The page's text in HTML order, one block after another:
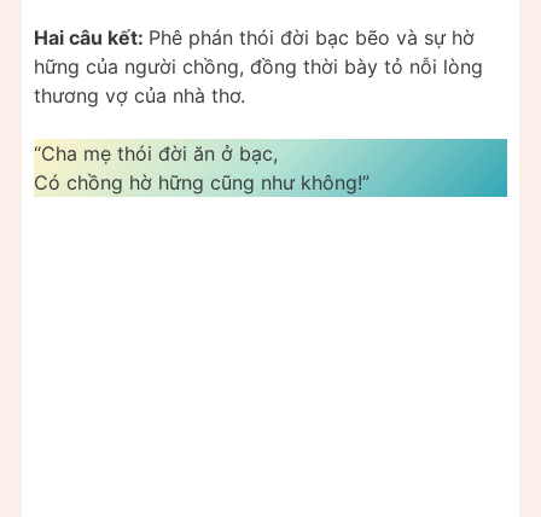
Hai câu kết: Phê phán thói đời bạc bẽo và sự hờ
hững của người chồng, đồng thời bày tỏ nỗi lòng
thương vợ của nhà thơ.
“Cha mẹ thói đời ăn ở bạc,
Có chồng hờ hững cũng như không!”